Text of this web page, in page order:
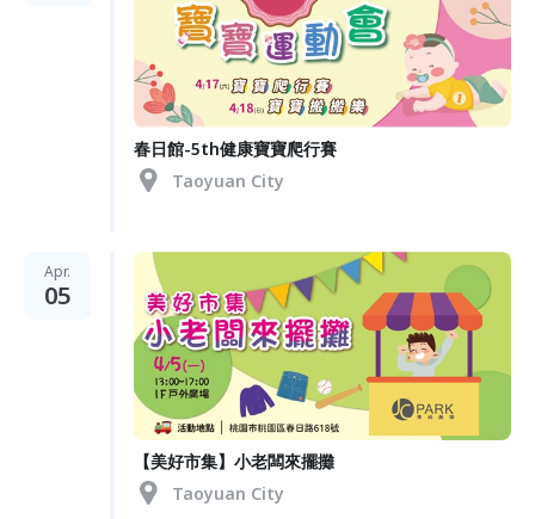
春日館-5th健康寶寶爬行賽
Taoyuan City
Apr.
05
【美好市集】小老闆來擺攤
Taoyuan City